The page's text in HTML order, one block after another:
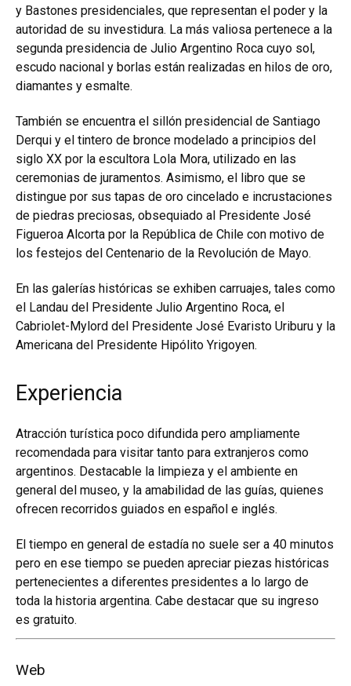
y Bastones presidenciales, que representan el poder y la
autoridad de su investidura. La más valiosa pertenece a la
segunda presidencia de Julio Argentino Roca cuyo sol,
escudo nacional y borlas están realizadas en hilos de oro,
diamantes y esmalte.
También se encuentra el sillón presidencial de Santiago
Derqui y el tintero de bronce modelado a principios del
siglo XX por la escultora Lola Mora, utilizado en las
ceremonias de juramentos. Asimismo, el libro que se
distingue por sus tapas de oro cincelado e incrustaciones
de piedras preciosas, obsequiado al Presidente José
Figueroa Alcorta por la República de Chile con motivo de
los festejos del Centenario de la Revolución de Mayo.
En las galerías históricas se exhiben carruajes, tales como
el Landau del Presidente Julio Argentino Roca, el
Cabriolet-Mylord del Presidente José Evaristo Uriburu y la
Americana del Presidente Hipólito Yrigoyen.
Experiencia
Atracción turística poco difundida pero ampliamente
recomendada para visitar tanto para extranjeros como
argentinos. Destacable la limpieza y el ambiente en
general del museo, y la amabilidad de las guías, quienes
ofrecen recorridos guiados en español e inglés.
El tiempo en general de estadía no suele ser a 40 minutos
pero en ese tiempo se pueden apreciar piezas históricas
pertenecientes a diferentes presidentes a lo largo de
toda la historia argentina. Cabe destacar que su ingreso
es gratuito.
Web